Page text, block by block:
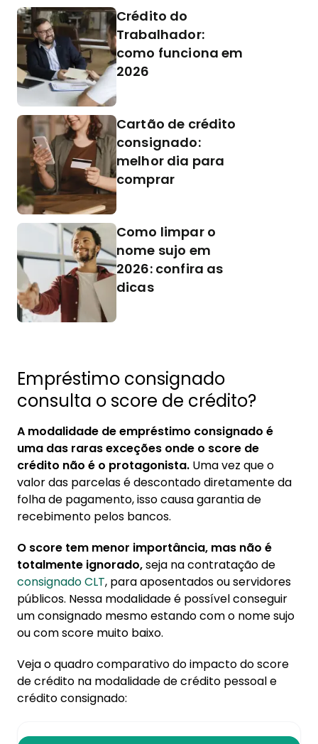
Crédito do
Trabalhador:
como funciona em
2026
Cartão de crédito
consignado:
melhor dia para
comprar
Como limpar o
nome sujo em
2026: confira as
dicas
Empréstimo consignado
consulta o score de crédito?
A modalidade de empréstimo consignado é
uma das raras exceções onde o score de
crédito não é o protagonista. Uma vez que o
valor das parcelas é descontado diretamente da
folha de pagamento, isso causa garantia de
recebimento pelos bancos.
O score tem menor importância, mas não é
totalmente ignorado,seja na contratação de
consignado CLT, para aposentados ou servidores
públicos. Nessa modalidade é possível conseguir
um consignado mesmo estando com o nome sujo
ou com score muito baixo.
Veja o quadro comparativo do impacto do score
de crédito na modalidade de crédito pessoal e
crédito consignado: